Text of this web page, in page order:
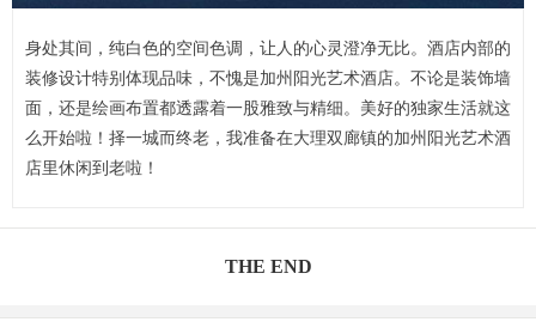
身处其间，纯白色的空间色调，让人的心灵澄净无比。酒店内部的
装修设计特别体现品味，不愧是加州阳光艺术酒店。不论是装饰墙
面，还是绘画布置都透露着一股雅致与精细。美好的独家生活就这
么开始啦！择一城而终老，我准备在大理双廊镇的加州阳光艺术酒
店里休闲到老啦！
THE END